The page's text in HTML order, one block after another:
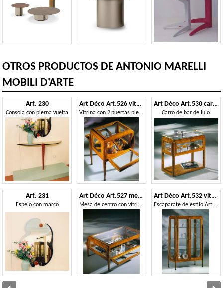
OTROS PRODUCTOS DE ANTONIO MARELLI
MOBILI D'ARTE
Art. 230
Consola con pierna vuelta
Art. 231
Espejo con marco
Art Déco Art.526 vitrina
Vitrina con 2 puertas plegables.
Art Déco Art.527 mesa pequeña
Mesa de centro con vitrina
Art Déco Art.530 carro de bar
Carro de bar de lujo
Art Déco Art.532 vitrina
Escaparate de estilo Art Deco